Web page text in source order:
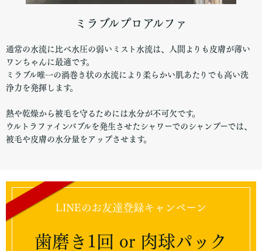
ミラブルプロアルファ
通常の水流に比べ水圧の弱いミスト水流は、人間よりも皮膚が薄い
ワンちゃんに最適です。
ミラブル唯一の渦巻き状の水流により柔らかい肌あたりでも高い洗
浄力を発揮します。
熱や乾燥から被毛を守るためには水分が不可欠です。
ウルトラファインバブルを発生させたシャワーでのシャンプーでは、
被毛や皮膚の水分量をアップさせます。
LINEのお友達登録キャンペーン
歯磨き1回 or 肉球パック